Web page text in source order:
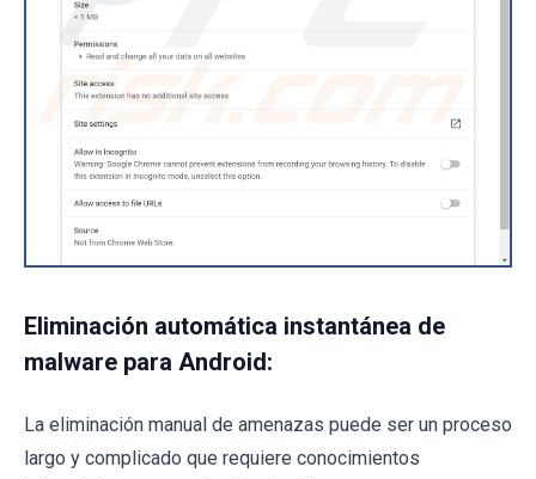
Eliminación automática instantánea de
malware para Android:
La eliminación manual de amenazas puede ser un proceso
largo y complicado que requiere conocimientos